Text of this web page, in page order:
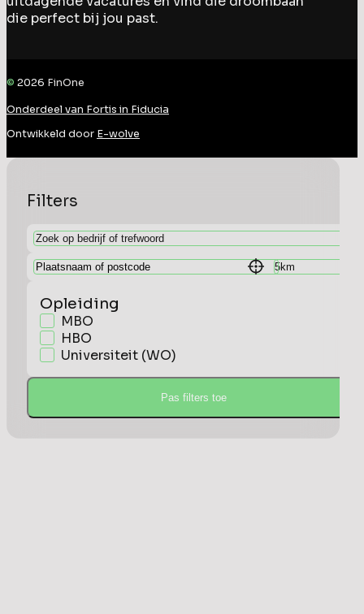
die perfect bij jou past.
© 2026 FinOne
Onderdeel van Fortis in Fiducia
Ontwikkeld door E-wolve
Filters
Opleiding
MBO
HBO
Universiteit (WO)
Pas filters toe